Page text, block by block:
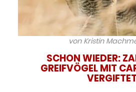
von Kristin
SCHON WIEDER:
GREIFVÖGEL MIT
VERGIFTET